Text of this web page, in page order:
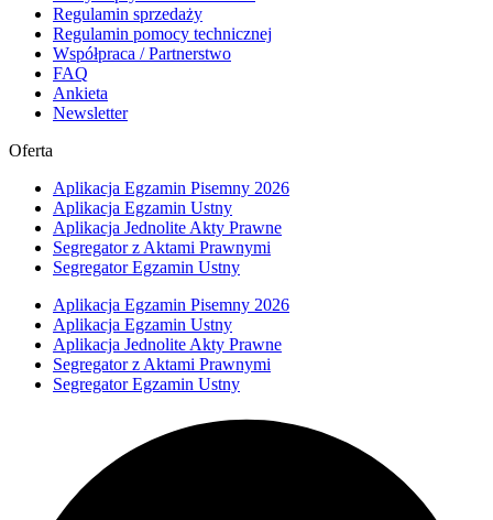
Regulamin sprzedaży
Regulamin pomocy technicznej
Współpraca / Partnerstwo
FAQ
Ankieta
Newsletter
Oferta
Aplikacja Egzamin Pisemny 2026
Aplikacja Egzamin Ustny
Aplikacja Jednolite Akty Prawne
Segregator z Aktami Prawnymi
Segregator Egzamin Ustny
Aplikacja Egzamin Pisemny 2026
Aplikacja Egzamin Ustny
Aplikacja Jednolite Akty Prawne
Segregator z Aktami Prawnymi
Segregator Egzamin Ustny